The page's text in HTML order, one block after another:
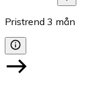
Pristrend 3 mån